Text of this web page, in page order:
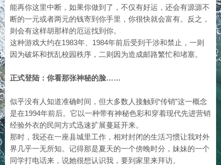
能再你这里中断，如果你做到了，不仅有好运，还会有源源不
断的一元或者两元的钱寄到你手里，你很快就会富有。反之，
则会有这样胡那样的厄运找到你。
这种游戏大约在1983年、1984年前后受到干涉和禁止，一则
因为破坏和扰乱校园秩序，二则因为造成邮路繁忙和堵塞。
正式登陆：你看那张神秘的脸……
似乎没有人知道准确时间，但大多数人接触到“传销”这一概念
是在1994年前后。它以一种带有神秘色彩和穿着现代先进营销
经验外衣的民间方式迅速扩展蔓延开来。
那时，我还在一座县城里工作，相对封闭的生活习惯让我对外
界几乎一无所知。记得那是夏天的一个傍晚时分，妹妹的一个
同学打电话来，说她很想认识我，要到家里来拜访。